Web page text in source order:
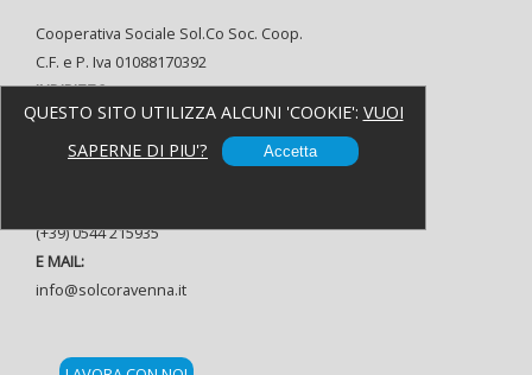
QUESTO SITO UTILIZZA ALCUNI 'COOKIE': VUOI
SAPERNE DI PIU'?
Accetta
Cooperativa Sociale Sol.Co Soc. Coop.
C.F. e P. Iva 01088170392
INDIRIZZO:
Via Alfredo Oriani, 8 48121 Ravenna
TELEFONO:
(+39) 0544 215935
E MAIL:
info@solcoravenna.it